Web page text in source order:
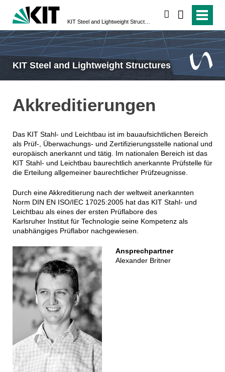
KIT Steel and Lightweight Structures
Akkreditierungen
Das KIT Stahl- und Leichtbau ist im bauaufsichtlichen Bereich
als Prüf-, Überwachungs- und Zertifizierungsstelle national und
europäisch anerkannt und tätig. Im nationalen Bereich ist das
KIT Stahl- und Leichtbau baurechtlich anerkannte Prüfstelle für
die Erteilung allgemeiner baurechtlicher Prüfzeugnisse.
Durch eine Akkreditierung nach der weltweit anerkannten
Norm DIN EN ISO/IEC 17025:2005 hat das KIT Stahl- und
Leichtbau als eines der ersten Prüflabore des
Karlsruher Institut für Technologie seine Kompetenz als
unabhängiges Prüflabor nachgewiesen.
Ansprechpartner
Alexander Britner